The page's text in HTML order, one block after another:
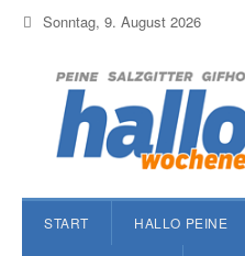
Sonntag, 9. August 2026
START HALLO PEINE